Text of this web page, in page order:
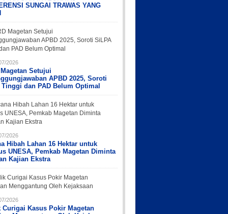
SUNGAI TRAWAS YANG
2026
Magetan Setujui
APBD 2025, Soroti
Tinggi dan PAD Belum Optimal
2026
Hibah Lahan 16 Hektar untuk
UNESA, Pemkab Magetan Diminta
Kajian Ekstra
2026
Curigai Kasus Pokir Magetan